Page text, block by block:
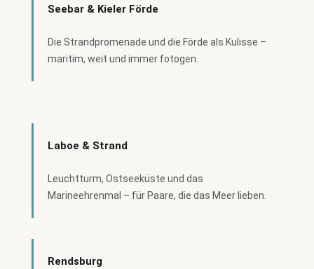
Seebar & Kieler Förde
Die Strandpromenade und die Förde als Kulisse –
maritim, weit und immer fotogen.
Laboe & Strand
Leuchtturm, Ostseeküste und das
Marineehrenmal – für Paare, die das Meer lieben.
Rendsburg